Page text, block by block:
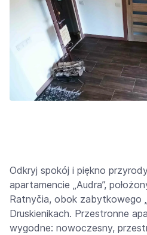
Odkryj spokój i piękno
apartamencie „Audra”,
Ratnyčia, obok zabytkowego
Druskienikach. Przestronne
wygodne: nowoczesny,